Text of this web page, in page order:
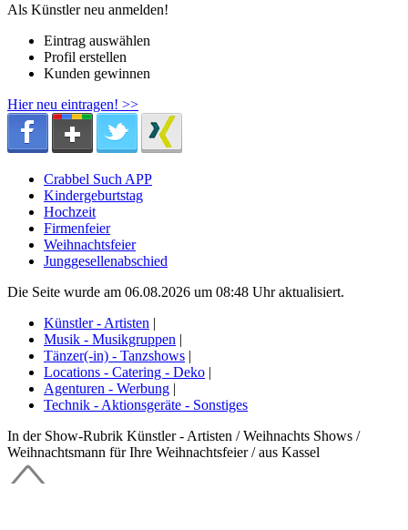
Als Künstler neu anmelden!
Eintrag auswählen
Profil erstellen
Kunden gewinnen
Hier neu eintragen! >>
Crabbel Such APP
Kindergeburtstag
Hochzeit
Firmenfeier
Weihnachtsfeier
Junggesellenabschied
Die Seite wurde am 06.08.2026 um 08:48 Uhr aktualisiert.
Künstler - Artisten |
Musik - Musikgruppen |
Tänzer(-in) - Tanzshows |
Locations - Catering - Deko |
Agenturen - Werbung |
Technik - Aktionsgeräte - Sonstiges
In der Show-Rubrik Künstler - Artisten / Weihnachts Shows /
Weihnachtsmann für Ihre Weihnachtsfeier / aus Kassel